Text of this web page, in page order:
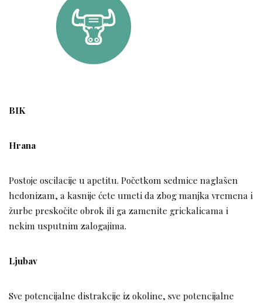
BIK
Hrana
Postoje oscilacije u apetitu. Početkom sedmice naglašen
hedonizam, a kasnije ćete umeti da zbog manjka vremena i
žurbe preskočite obrok ili ga zamenite grickalicama i
nekim usputnim zalogajima.
Ljubav
Sve potencijalne distrakcije iz okoline, sve potencijalne